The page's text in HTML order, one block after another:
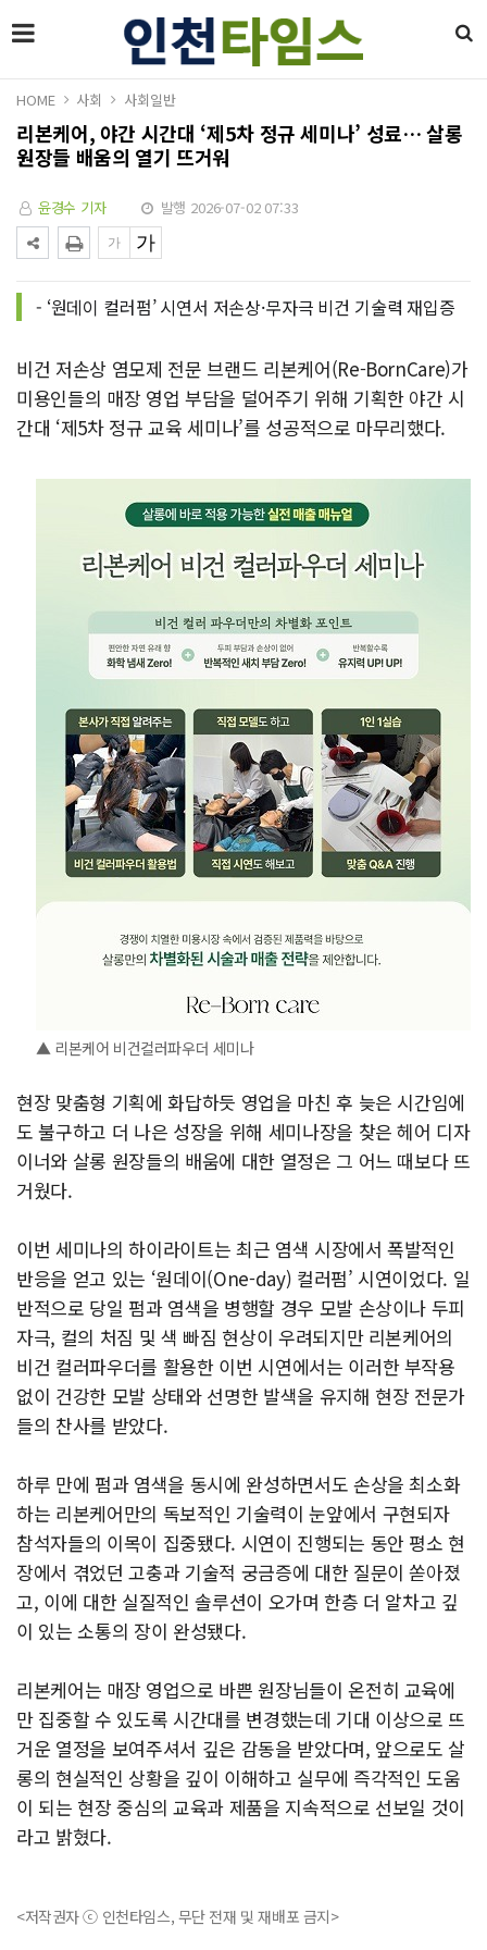
HOME 사회 사회일반
리본케어, 야간 시간대 ‘제5차 정규 세미나’ 성료… 살롱
원장들 배움의 열기 뜨거워
윤경수 기자 발행 2026-07-02 07:33
- ‘원데이 컬러펌’ 시연서 저손상·무자극 비건 기술력 재입증
비건 저손상 염모제 전문 브랜드 리본케어(Re-BornCare)가
미용인들의 매장 영업 부담을 덜어주기 위해 기획한 야간 시
간대 ‘제5차 정규 교육 세미나’를 성공적으로 마무리했다.
▲ 리본케어 비건컬러파우더 세미나
현장 맞춤형 기획에 화답하듯 영업을 마친 후 늦은 시간임에
도 불구하고 더 나은 성장을 위해 세미나장을 찾은 헤어 디자
이너와 살롱 원장들의 배움에 대한 열정은 그 어느 때보다 뜨
거웠다.
이번 세미나의 하이라이트는 최근 염색 시장에서 폭발적인
반응을 얻고 있는 ‘원데이(One-day) 컬러펌’ 시연이었다. 일
반적으로 당일 펌과 염색을 병행할 경우 모발 손상이나 두피
자극, 컬의 처짐 및 색 빠짐 현상이 우려되지만 리본케어의
비건 컬러파우더를 활용한 이번 시연에서는 이러한 부작용
없이 건강한 모발 상태와 선명한 발색을 유지해 현장 전문가
들의 찬사를 받았다.
하루 만에 펌과 염색을 동시에 완성하면서도 손상을 최소화
하는 리본케어만의 독보적인 기술력이 눈앞에서 구현되자
참석자들의 이목이 집중됐다. 시연이 진행되는 동안 평소 현
장에서 겪었던 고충과 기술적 궁금증에 대한 질문이 쏟아졌
고, 이에 대한 실질적인 솔루션이 오가며 한층 더 알차고 깊
이 있는 소통의 장이 완성됐다.
리본케어는 매장 영업으로 바쁜 원장님들이 온전히 교육에
만 집중할 수 있도록 시간대를 변경했는데 기대 이상으로 뜨
거운 열정을 보여주셔서 깊은 감동을 받았다며, 앞으로도 살
롱의 현실적인 상황을 깊이 이해하고 실무에 즉각적인 도움
이 되는 현장 중심의 교육과 제품을 지속적으로 선보일 것이
라고 밝혔다.
<저작권자 ⓒ 인천타임스, 무단 전재 및 재배포 금지>